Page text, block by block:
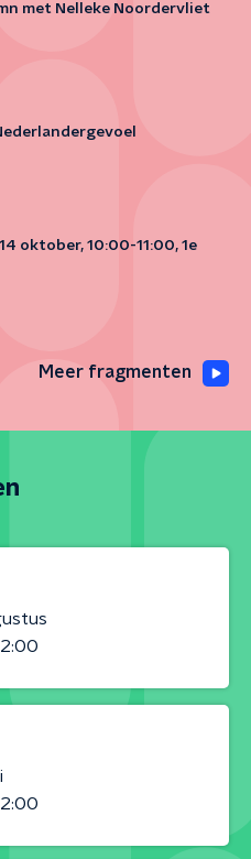
met Nelleke Noordervliet
oktober, 10:00-11:00, 1e
Meer fragmenten